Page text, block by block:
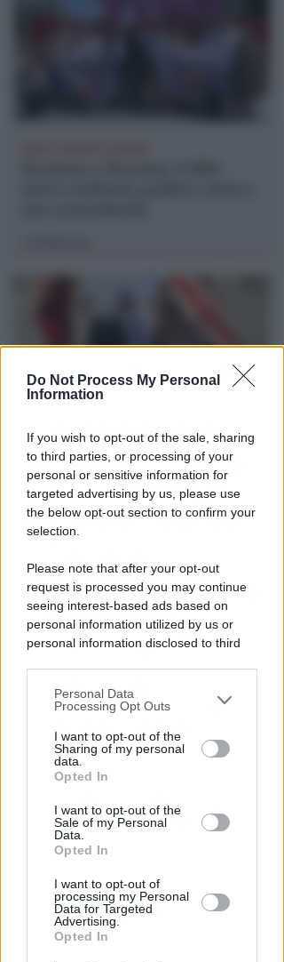
Do Not Process My Personal
Information
If you wish to opt-out of the sale, sharing
to third parties, or processing of your
personal or sensitive information for
targeted advertising by us, please use
the below opt-out section to confirm your
selection.
Please note that after your opt-out
request is processed you may continue
seeing interest-based ads based on
personal information utilized by us or
personal information disclosed to third
You may separately opt-out of the further
disclosure of your personal information
by third parties on the IAB’s list of
downstream participants.
by us to third parties on the IAB’s List of
Downstream Participants that may
further disclose it to other third parties.
Personal Data
Processing Opt Outs
I want to opt-out of the
Sharing of my personal
data.
Opted In
I want to opt-out of the
Sale of my Personal
Data.
Opted In
I want to opt-out of
processing my Personal
Data for Targeted
Advertising.
Opted In
DRAMMA IN MARE
Stroncato in acqua da un
malore, turista 65enne perde la
vita a Riccione
I GENITORI ORIGINARI DI RIMINI
Muore a 19 anni Tommaso
Ugolini, nipote della consigliera
regionale
Redazione